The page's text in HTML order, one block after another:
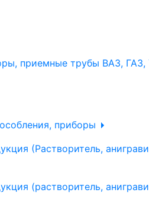
приемные трубы ВАЗ, ГАЗ,
приборы
(Растворитель,
(растворитель,